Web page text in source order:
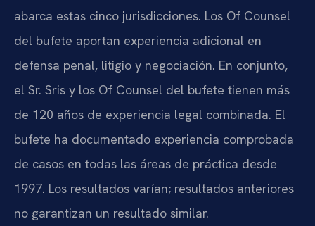
abarca estas cinco jurisdicciones. Los Of Counsel
del bufete aportan experiencia adicional en
defensa penal, litigio y negociación. En conjunto,
el Sr. Sris y los Of Counsel del bufete tienen más
de 120 años de experiencia legal combinada. El
bufete ha documentado experiencia comprobada
de casos en todas las áreas de práctica desde
1997. Los resultados varían; resultados anteriores
no garantizan un resultado similar.